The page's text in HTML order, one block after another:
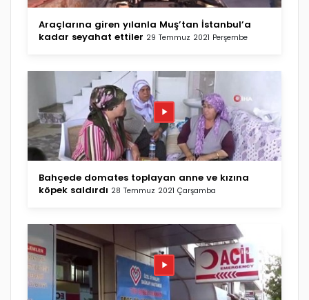
Araçlarına giren yılanla Muş’tan İstanbul’a
kadar seyahat ettiler 29 Temmuz 2021 Perşembe
Bahçede domates toplayan anne ve kızına
köpek saldırdı 28 Temmuz 2021 Çarşamba